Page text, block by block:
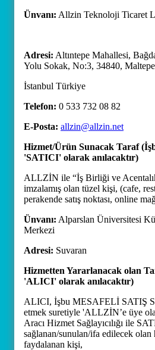
Ünvanı: Allzin Teknoloji Ticaret
Adresi: Altıntepe Mahallesi,
Yolu Sokak, No:3, 34840, Maltepe
İstanbul Türkiye
Telefon: 0 533 732 08 82
E-Posta: allzin@allzin.net
Hizmet/Ürün Sunacak Taraf
'SATICI' olarak anılacaktır)
ALLZİN ile “İş Birliği ve
imzalamış olan tüzel kişi, (cafe,
perakende satış noktası, online
Ünvanı: Alparslan Üniversitesi
Merkezi
Adresi: Suvaran
Hizmetten Yararlanacak olan
'ALICI' olarak anılacaktır)
ALICI, İşbu MESAFELİ SATIŞ
etmek suretiyle 'ALLZİN’e üye
Aracı Hizmet Sağlayıcılığı ile
sağlanan/sunulan/ifa edilecek
faydalanan kişi,